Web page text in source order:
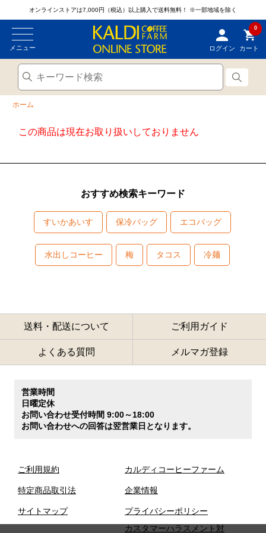
オンラインストアは7,000円（税込）以上購入で送料無料！ ※一部地域を除く
メニュー ログイン
0
カート
ホーム
この商品は現在お取り扱いしておりません
おすすめ検索キーワード
すいかあいす 保冷バッグ エコバッグ
水出しコーヒー 梅 タコス 冷麺
送料・配送について ご利用ガイド
よくある質問 メルマガ登録
営業時間
日曜定休
お問い合わせ受付時間 9:00～18:00
お問い合わせへの回答は翌営業日となります。
ご利用規約
特定商品取引法
サイトマップ
カルディコーヒーファーム
企業情報
プライバシーポリシー
カスタマーハラスメント対